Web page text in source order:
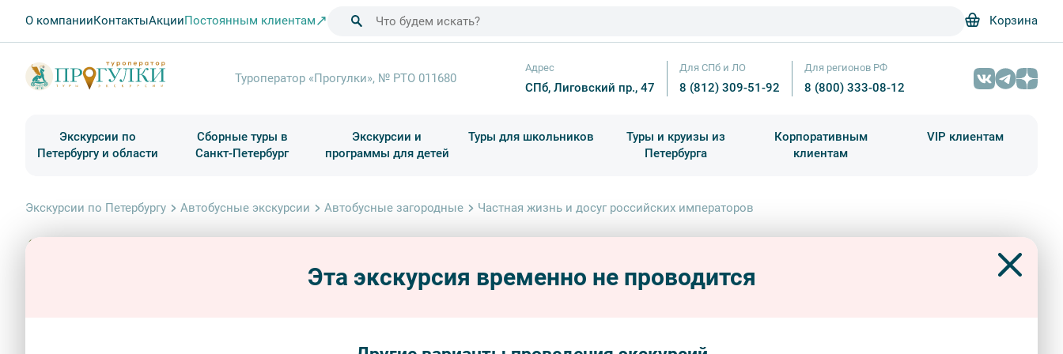
О компанииКонтактыАкцииПостоянным клиентам Корзина
Туроператор «Прогулки», № РТО 011680
Адрес
СПб, Лиговский пр., 47
Для СПб и ЛО
8 (812) 309-51-92
Для регионов РФ
8 (800) 333-08-12
Экскурсии по
Петербургу и области
Сборные туры в
Санкт-Петербург
Экскурсии и
программы для детей
Туры для школьников
Туры и круизы из
Петербурга
Корпоративным
клиентам
VIP клиентам
Экскурсии по Петербургу Автобусные экскурсии Автобусные загородные Частная жизнь и досуг российских императоров
императоров
Эта экскурсия временно не проводится